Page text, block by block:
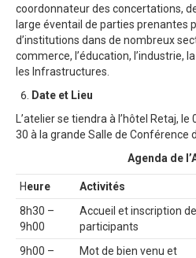
coordonnateur des concertations,
large éventail de parties prenantes
d’institutions dans de nombreux
commerce, l’éducation, l’industrie,
les Infrastructures.
Date et Lieu
L’atelier se tiendra à l’hôtel Retaj,
30 à la grande Salle de Conférence
Agenda de
Heure Activités
8h30 –
9h00
Accueil et inscription
participants
9h00 –
Mot de bien venu et